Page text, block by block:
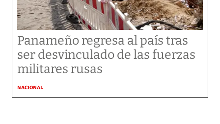
Panameño regresa al país tras
ser desvinculado de las fuerzas
militares rusas
NACIONAL